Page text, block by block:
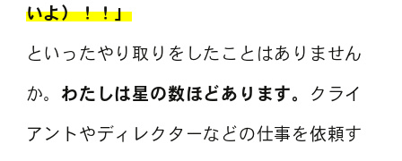
いよ）！！」
といったやり取りをしたことはありません
か。 わたしは星の数ほどあります。 クライ
アントやディレクターなどの仕事を依頼す